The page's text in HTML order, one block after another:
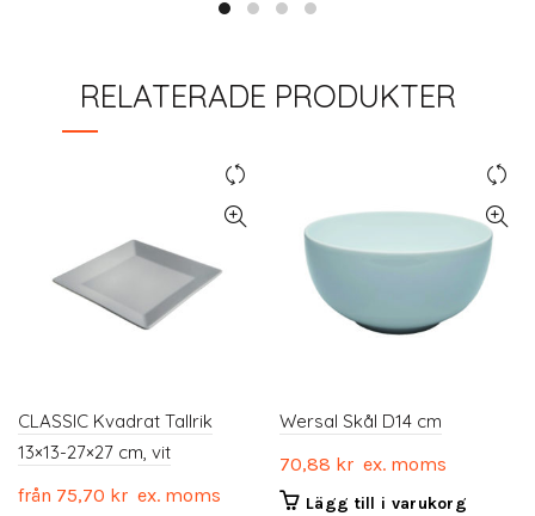
RELATERADE PRODUKTER
CLASSIC Kvadrat Tallrik
13×13-27×27 cm, vit
från 75,70 kr ex. moms
Wersal Skål D14 cm
70,88 kr ex. moms
Lägg till i varukorg